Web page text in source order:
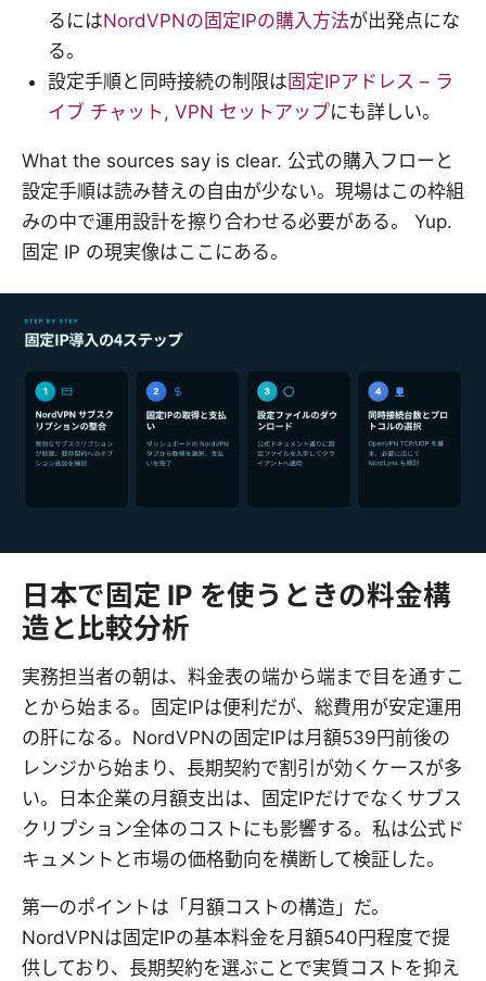
るにはNordVPNの固定IPの購入方法が出発点にな
る。
設定手順と同時接続の制限は 固定IPアドレス – ラ
イブ チャット, VPN セットアップにも詳しい。
What the sources say is clear. 公式の購入フローと
設定手順は読み替えの自由が少ない。現場はこの枠組
みの中で運用設計を擦り合わせる必要がある。 Yup.
固定 IP の現実像はここにある。
日本で固定 IP を使うときの料金構
造と比較分析
実務担当者の朝は、料金表の端から端まで目を通すこ
とから始まる。固定IPは便利だが、総費用が安定運用
の肝になる。NordVPNの固定IPは月額539円前後の
レンジから始まり、長期契約で割引が効くケースが多
い。日本企業の月額支出は、固定IPだけでなくサブス
クリプション全体のコストにも影響する。私は公式ド
キュメントと市場の価格動向を横断して検証した。
第一のポイントは「月額コストの構造」だ。
NordVPNは固定IPの基本料金を月額540円程度で提
供しており、長期契約を選ぶことで実質コストを抑え